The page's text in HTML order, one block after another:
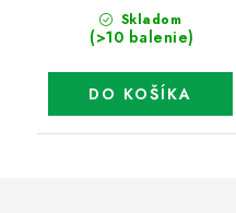
Skladom
(>10 balenie)
DO KOŠÍKA